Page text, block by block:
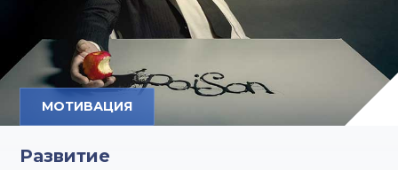
МОТИВАЦИЯ
Развитие